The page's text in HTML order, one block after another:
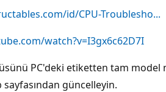
id/CPU-Troublesho...
watch?v=I3gx6c62D7I
PC'deki etiketten tam model
güncelleyin.